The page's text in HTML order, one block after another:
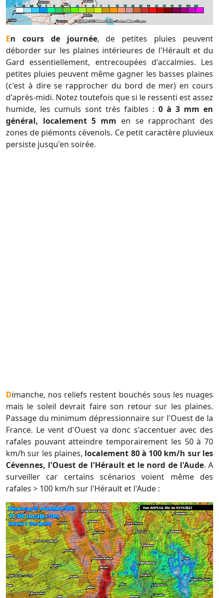
En cours de journée, de petites pluies peuvent
déborder sur les plaines intérieures de l'Hérault et du
Gard essentiellement, entrecoupées d'accalmies. Les
petites pluies peuvent même gagner les basses plaines
(c'est à dire se rapprocher du bord de mer) en cours
d'après-midi. Notez toutefois que si le ressenti est assez
humide, les cumuls sont très faibles : 0 à 3 mm en
général, localement 5 mm en se rapprochant des
zones de piémonts cévenols. Ce petit caractère pluvieux
persiste jusqu'en soirée.
Dimanche, nos reliefs restent bouchés sous les nuages
mais le soleil devrait faire son retour sur les plaines.
Passage du minimum dépressionnaire sur l'Ouest de la
France. Le vent d'Ouest va donc s'accentuer avec des
rafales pouvant atteindre temporairement les 50 à 70
km/h sur les plaines, localement 80 à 100 km/h sur les
Cévennes, l'Ouest de l'Hérault et le nord de l'Aude. A
surveiller car certains scénarios voient même des
rafales > 100 km/h sur l'Hérault et l'Aude :